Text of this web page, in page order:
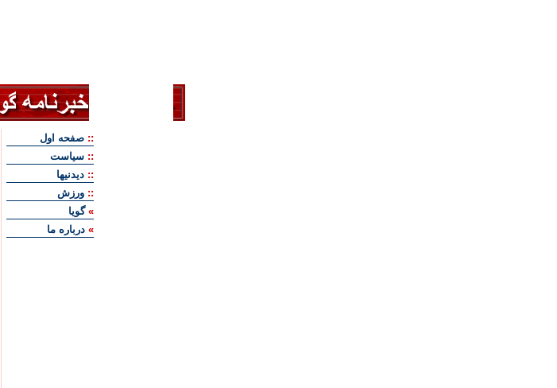
:: صفحه اول
:: سياست
:: ديدنيها
:: ورزش
»گويا
» درباره ما